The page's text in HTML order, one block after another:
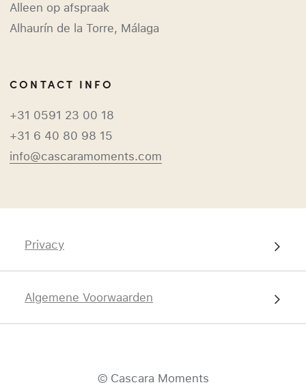
Alleen op afspraak
Alhaurín de la Torre, Málaga
CONTACT INFO
+31 0591 23 00 18
+31 6 40 80 98 15
info@cascaramoments.com
© Cascara Moments
Privacy
Algemene Voorwaarden